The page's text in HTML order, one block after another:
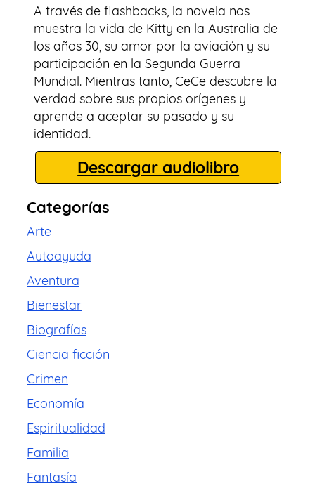
A través de flashbacks, la novela nos
muestra la vida de Kitty en la Australia de
los años 30, su amor por la aviación y su
participación en la Segunda Guerra
Mundial. Mientras tanto, CeCe descubre la
verdad sobre sus propios orígenes y
aprende a aceptar su pasado y su
identidad.
Descargar audiolibro
Categorías
Arte
Autoayuda
Aventura
Bienestar
Biografías
Ciencia ficción
Crimen
Economía
Espiritualidad
Familia
Fantasía